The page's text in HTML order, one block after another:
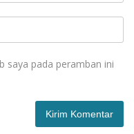
saya pada peramban ini